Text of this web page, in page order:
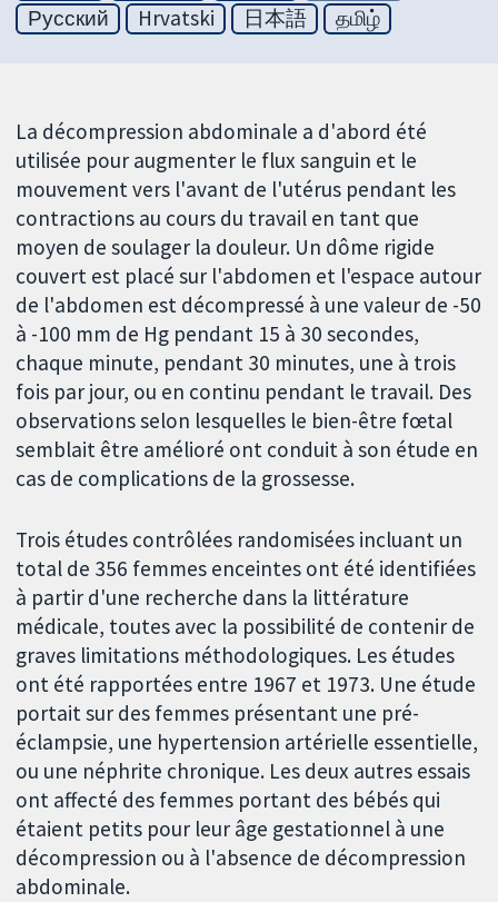
Русский
Hrvatski 日本語 தமிழ்
La décompression abdominale a d'abord été
utilisée pour augmenter le flux sanguin et le
mouvement vers l'avant de l'utérus pendant les
contractions au cours du travail en tant que
moyen de soulager la douleur. Un dôme rigide
couvert est placé sur l'abdomen et l'espace autour
de l'abdomen est décompressé à une valeur de -50
à -100 mm de Hg pendant 15 à 30 secondes,
chaque minute, pendant 30 minutes, une à trois
fois par jour, ou en continu pendant le travail. Des
observations selon lesquelles le bien-être fœtal
semblait être amélioré ont conduit à son étude en
cas de complications de la grossesse.
Trois études contrôlées randomisées incluant un
total de 356 femmes enceintes ont été identifiées
à partir d'une recherche dans la littérature
médicale, toutes avec la possibilité de contenir de
graves limitations méthodologiques. Les études
ont été rapportées entre 1967 et 1973. Une étude
portait sur des femmes présentant une pré-
éclampsie, une hypertension artérielle essentielle,
ou une néphrite chronique. Les deux autres essais
ont affecté des femmes portant des bébés qui
étaient petits pour leur âge gestationnel à une
décompression ou à l'absence de décompression
abdominale.